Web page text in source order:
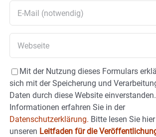
Mit der Nutzung dieses Formulars
sich mit der Speicherung und
Daten durch diese Website
Informationen erfahren Sie in der
Datenschutzerklärung. Bitte lesen Sie
unseren Leitfaden für die